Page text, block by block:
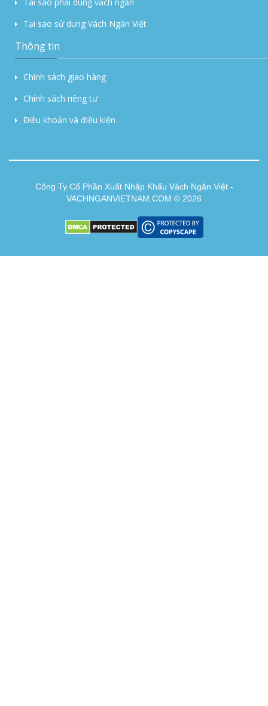
Tai sao phải dùng vách ngăn
Tại sao sử dung Vách Ngăn Việt
Thông tin
Chính sách giao hàng
Chính sách riêng tư
Điều khoản và điều kiện
Công Ty Cổ Phần Xuất Nhập Khẩu Vách Ngăn Việt -
VACHNGANVIETNAM.COM © 2026